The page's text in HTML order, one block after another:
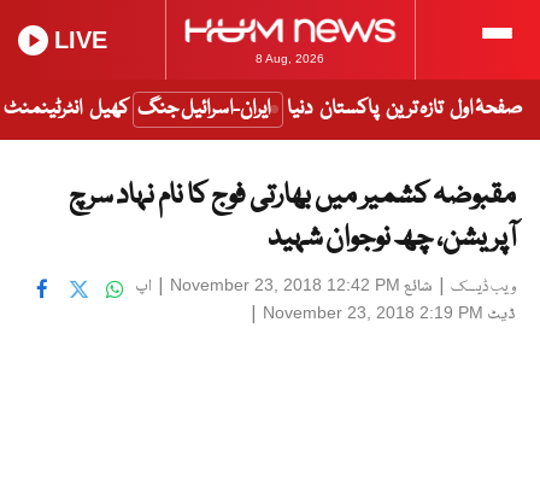
8 Aug, 2026
LIVE
صفحۂ اول تازہ ترین پاکستان دنیا ایران-اسرائیل جنگ کھیل انٹرٹینمنٹ
مقبوضہ کشمیر میں بھارتی فوج کا نام نہاد سرچ
آپریشن، چھ نوجوان شہید
ویب ڈیسک | شائع November 23, 2018 12:42 PM
| اپ
ڈیٹ November 23, 2018 2:19 PM
|